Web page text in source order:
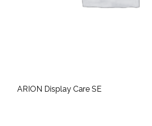
ARION Display Care SE